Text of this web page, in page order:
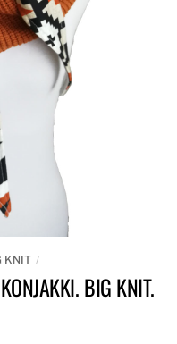
KNIT
BIG KNIT.